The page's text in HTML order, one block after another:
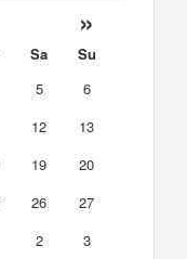
»
Sa
Su
5
6
12
13
19
20
26
27
2
3